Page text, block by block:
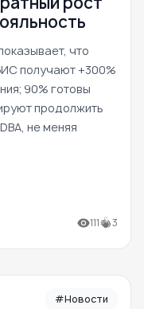
что
получают +300%
90% готовы
продолжить
не меняя
111 3
#Новости